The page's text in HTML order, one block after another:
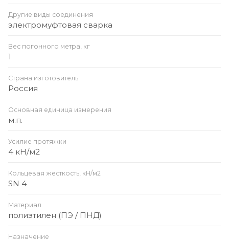
Другие виды соединения
электромуфтовая сварка
Вес погонного метра, кг
1
Страна изготовитель
Россия
Основная единица измерения
м.п.
Усилие протяжки
4 кН/м2
Кольцевая жесткость, кН/м2
SN 4
Материал
полиэтилен (ПЭ / ПНД)
Назначение